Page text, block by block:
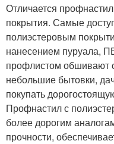
Отличается
покрытия. Самые
полиэстеровым
нанесением пуруала,
профлистом обшивают
небольшие бытовки,
покупать
Профнастил с
более дорогим
прочности,